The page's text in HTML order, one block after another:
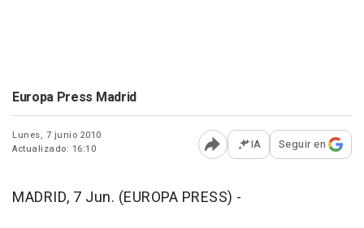
Europa Press Madrid
Lunes, 7 junio 2010
Actualizado: 16:10
Abrir opciones para
IA Seguir en
MADRID, 7 Jun. (EUROPA PRESS) -